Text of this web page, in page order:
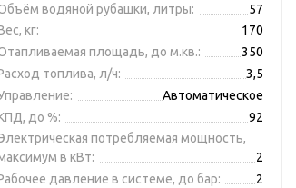
водяной рубашки, литры:
57
кг:
170
площадь, до м.кв.:
350
топлива, л/ч:
3,5
Автоматическое
до %:
92
потребляемая мощность,
в кВт:
2
давление в системе, до бар:
2